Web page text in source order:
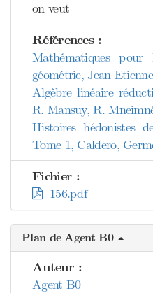
on veut
Références :
Mathématiques pour
géométrie, Jean
Algèbre linéaire
R. Mansuy, R.
Histoires hédonistes
Tome 1, Caldero,
Fichier :
156.pdf
Plan de Agent B0
Auteur :
Agent B0